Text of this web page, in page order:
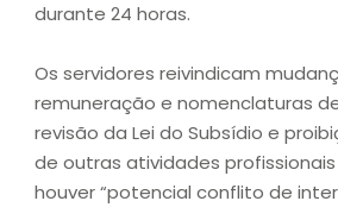
durante 24 horas.
Os servidores reivindicam
remuneração e nomenclaturas
revisão da Lei do Subsídio e
de outras atividades
houver “potencial conflito de